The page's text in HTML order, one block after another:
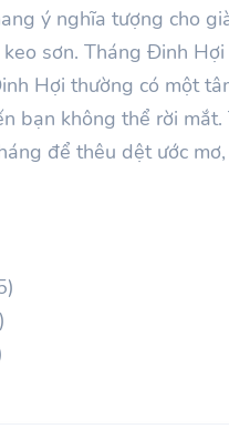
ý nghĩa tượng cho
sơn. Tháng Đinh Hợi
Hợi thường có một
bạn không thể rời
để thêu dệt ước